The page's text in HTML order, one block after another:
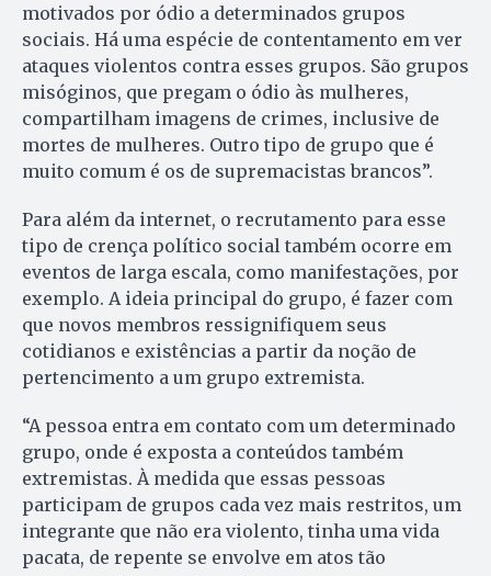
motivados por ódio a determinados grupos
sociais. Há uma espécie de contentamento em ver
ataques violentos contra esses grupos. São grupos
misóginos, que pregam o ódio às mulheres,
compartilham imagens de crimes, inclusive de
mortes de mulheres. Outro tipo de grupo que é
muito comum é os de supremacistas brancos”.
Para além da internet, o recrutamento para esse
tipo de crença político social também ocorre em
eventos de larga escala, como manifestações, por
exemplo. A ideia principal do grupo, é fazer com
que novos membros ressignifiquem seus
cotidianos e existências a partir da noção de
pertencimento a um grupo extremista.
“A pessoa entra em contato com um determinado
grupo, onde é exposta a conteúdos também
extremistas. À medida que essas pessoas
participam de grupos cada vez mais restritos, um
integrante que não era violento, tinha uma vida
pacata, de repente se envolve em atos tão